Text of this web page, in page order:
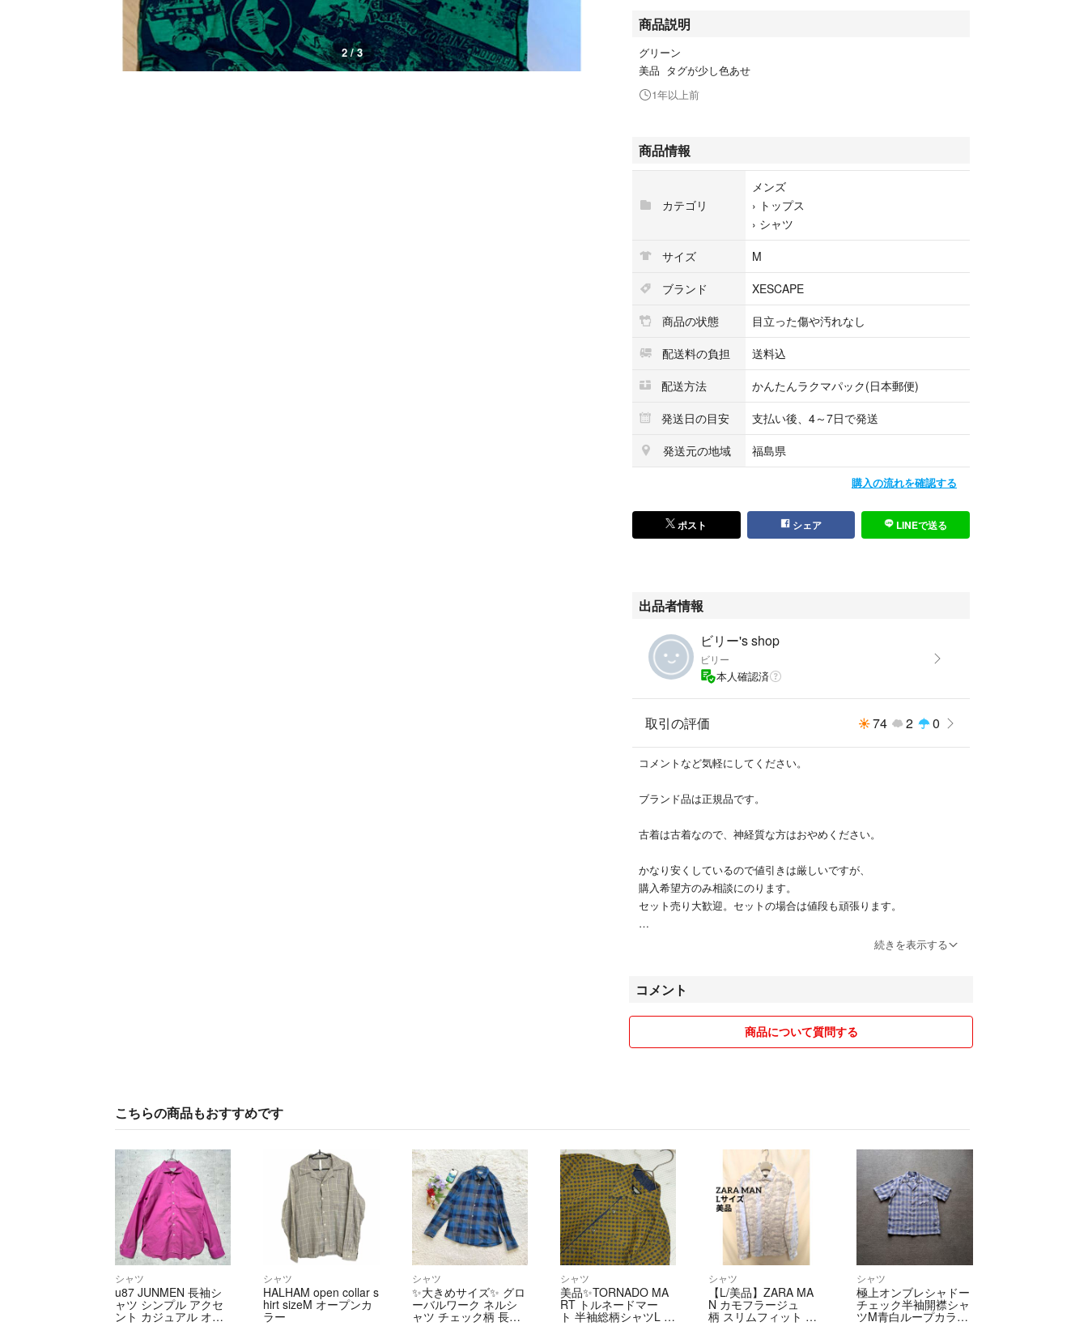
3 / 3
商品説明
グリーン
美品 タグが少し色あせ
1年以上前
商品情報
カテゴリ
メンズ
› トップス
› シャツ
サイズ
M
ブランド
XESCAPE
商品の状態
目立った傷や汚れなし
配送料の負担
送料込
配送方法
かんたんラクマパック(日本郵便)
発送日の目安
支払い後、4～7日で発送
発送元の地域
福島県
購入の流れを確認する
ポスト シェア LINEで送る
出品者情報
ビリー's shop
ビリー
本人確認済
取引の評価 74 2 0
コメントなど気軽にしてください。
ブランド品は正規品です。
古着は古着なので、神経質な方はおやめください。
かなり安くしているので値引きは厳しいですが、
購入希望方のみ相談にのります。
セット売り大歓迎。セットの場合は値段も頑張ります。
サイズの質問等ですが、ブランドサイトから参照願います。
同じ物がない場合も上記参考に願います。
着用した感じはすぐお答えします。
こちらでサイズが分からない(M.Lなど)のみ対応致します。
続きを表示する
コメント
商品について質問する
こちらの商品もおすすめです
シャツ
u87 JUNMEN 長袖シ
ャツ シンプル アクセ
ント カジュアル オー
シャツ
HALHAM open collar s
hirt sizeM オープンカ
ラー
シャツ
✨大きめサイズ✨ グロ
ーバルワーク ネルシ
ャツ チェック柄 長
シャツ
美品✨TORNADO MA
RT トルネードマー
ト 半袖総柄シャツL fj0
シャツ
【L/美品】ZARA MA
N カモフラージュ
柄 スリムフィット ポ
シャツ
極上オンブレシャドー
チェック半袖開襟シャ
ツM青白ループカラ